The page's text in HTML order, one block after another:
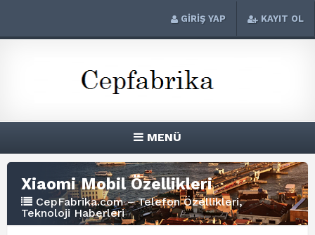
GİRİŞ YAP KAYIT OL
MENÜ
Xiaomi Mobil Özellikleri
CepFabrika.com – Telefon Özellikleri,
Teknoloji Haberleri